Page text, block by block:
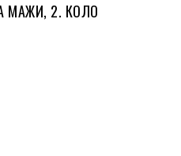
МАЖИ, 2. КОЛО